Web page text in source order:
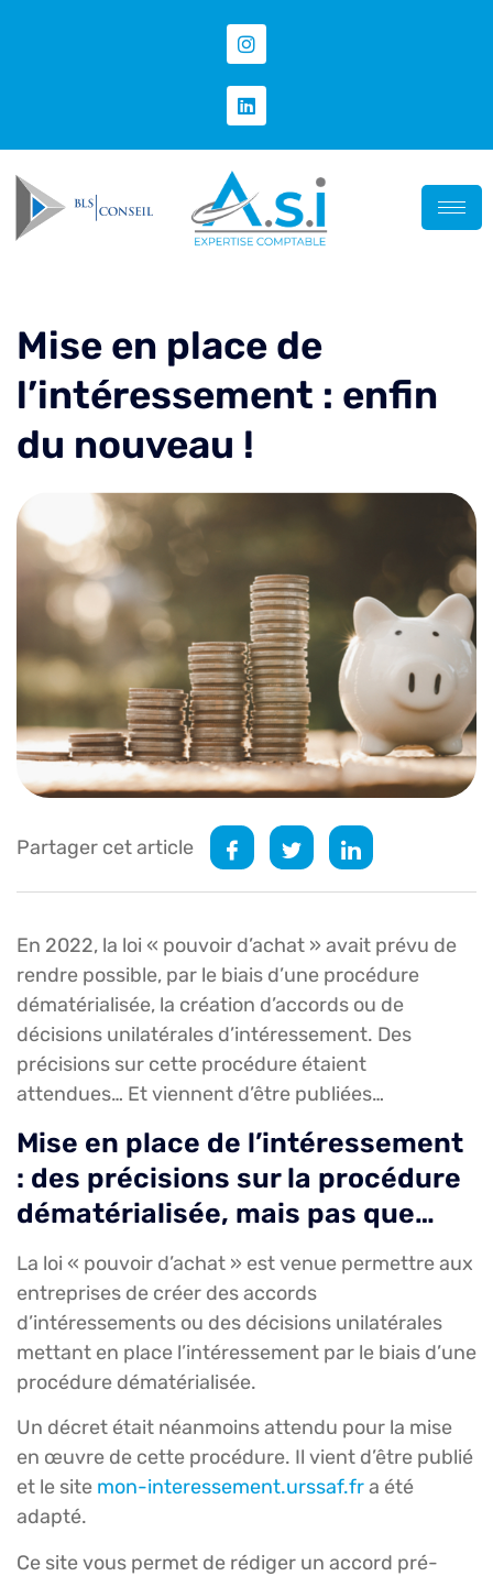
Mise en place de
l’intéressement : enfin
du nouveau !
Partager cet article
En 2022, la loi « pouvoir d’achat » avait prévu de
rendre possible, par le biais d’une procédure
dématérialisée, la création d’accords ou de
décisions unilatérales d’intéressement. Des
précisions sur cette procédure étaient
attendues… Et viennent d’être publiées…
Mise en place de l’intéressement
: des précisions sur la procédure
dématérialisée, mais pas que…
La loi « pouvoir d’achat » est venue permettre aux
entreprises de créer des accords
d’intéressements ou des décisions unilatérales
mettant en place l’intéressement par le biais d’une
procédure dématérialisée.
Un décret était néanmoins attendu pour la mise
en œuvre de cette procédure. Il vient d’être publié
et le site mon-interessement.urssaf.fra été
adapté.
Ce site vous permet de rédiger un accord pré-